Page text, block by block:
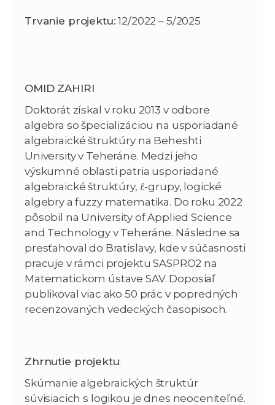
Trvanie projektu: 12/2022 – 5/2025
OMID ZAHIRI
Doktorát získal v roku 2013 v odbore
algebra so špecializáciou na usporiadané
algebraické štruktúry na Beheshti
University v Teheráne. Medzi jeho
výskumné oblasti patria usporiadané
algebraické štruktúry, ℓ-grupy, logické
algebry a fuzzy matematika. Do roku 2022
pôsobil na University of Applied Science
and Technology v Teheráne. Následne sa
presťahoval do Bratislavy, kde v súčasnosti
pracuje v rámci projektu SASPRO2 na
Matematickom ústave SAV. Doposiaľ
publikoval viac ako 50 prác v popredných
recenzovaných vedeckých časopisoch.
Zhrnutie projektu:
Skúmanie algebraických štruktúr
súvisiacich s logikou je dnes neoceniteľné.